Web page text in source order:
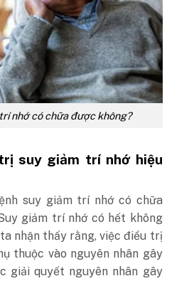
nhớ có chữa được không?
suy giảm trí nhớ hiệu
suy giảm trí nhớ có chữa
giảm trí nhớ có hết không
nhận thấy rằng, việc điều trị
thuộc vào nguyên nhân gây
giải quyết nguyên nhân gây